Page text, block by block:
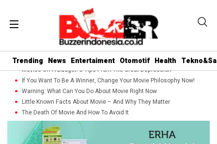
Trending News Entertaiment Otomotif Health
Movies On A Budget: 5 Tips From The Great Depression
If You Want To Be A Winner, Change Your Movie Philosophy Now!
Warning: What Can You Do About Movie Right Now
Little Known Facts About Movie – And Why They Matter
The Death Of Movie And How To Avoid It